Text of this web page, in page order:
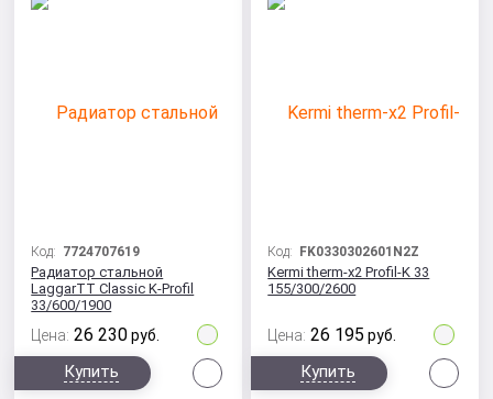
Код: 7724707619
Радиатор стальной
LaggarTT Classic K-Profil
33/600/1900
Цена: 26 230 руб.
Купить
Код: FK0330302601N2Z
Kermi therm-x2 Profil-K 33
155/300/2600
Цена: 26 195 руб.
Купить